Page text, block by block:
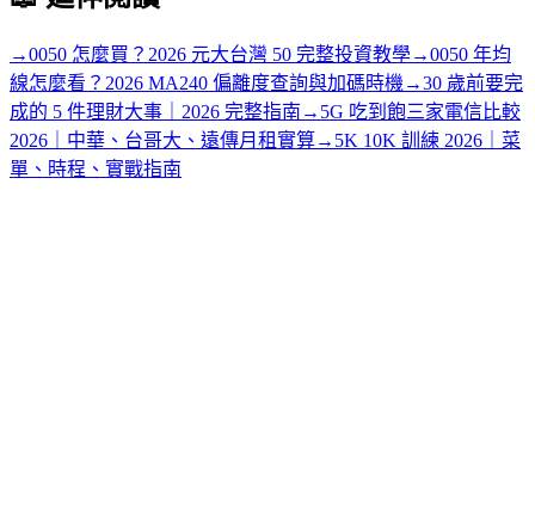
→0050 怎麼買？2026 元大台灣 50 完整投資教學→0050 年均
線怎麼看？2026 MA240 偏離度查詢與加碼時機 →30 歲前要完
成的 5 件理財大事｜2026 完整指南 → 5G 吃到飽三家電信比較
2026｜中華、台哥大、遠傳月租實算→ 5K 10K 訓練 2026｜菜
單、時程、實戰指南